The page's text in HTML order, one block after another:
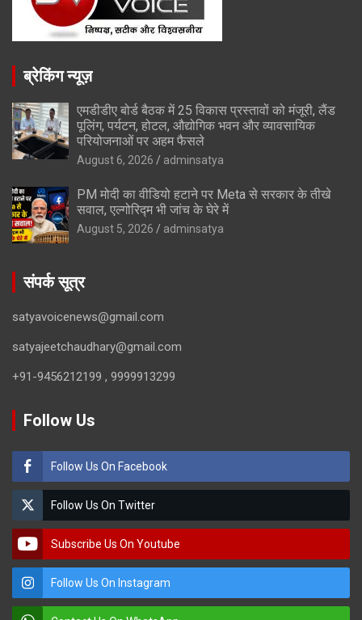
ब्रेकिंग न्यूज़
एमडीडीए बोर्ड बैठक में 25 विकास प्रस्तावों को मंजूरी, लैंड
पूलिंग, पर्यटन, होटल, औद्योगिक भवन और व्यावसायिक
परियोजनाओं पर अहम फैसले
August 6, 2026 adminsatya
PM मोदी का वीडियो हटाने पर Meta से सरकार के तीखे
सवाल, एल्गोरिद्म भी जांच के घेरे में
August 5, 2026 adminsatya
संपर्क सूत्र
satyavoicenews@gmail.com
satyajeetchaudhary@gmail.com
+91-9456212199 , 9999913299
Follow Us
Follow Us On Facebook
Follow Us On Twitter
Subscribe Us On Youtube
Follow Us On Instagram